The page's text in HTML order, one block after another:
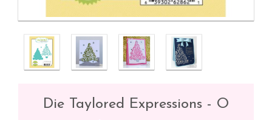
Die Taylored Expressions - O